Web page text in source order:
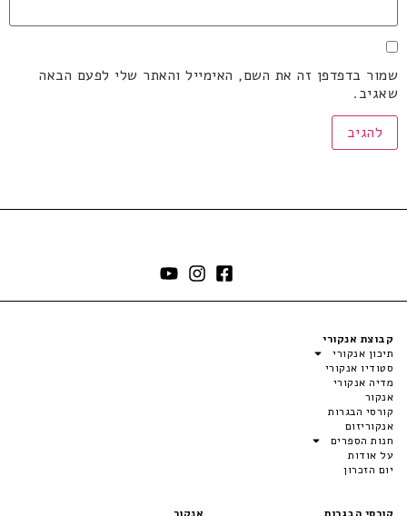
שמור בדפדפן זה את השם, האימייל והאתר שלי לפעם הבאה
שאגיב.
קבוצת אנקורי
תיכון אנקורי
סטודיו אנקורי
מדיה אנקורי
אנקור
קורסי הבגרות
אנקוריזום
חנות הספרים
על אודות
יום הזכרון